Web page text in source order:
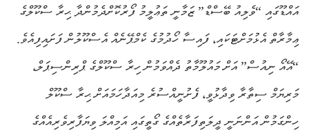
އައްޑޫގައި “ވެލިއު ބޭސްޑް” ޒަމާނީ ތަޢުލީމު ފޯރުކޮށްދެމުންދާ ޙިރާ ސްކޫލްގެ
ޢިމާރާތް އެޅުމަށްޓަކައި، ފައިސާ ހޯދުމުގެ ކެމްޕޭނެއް އެސްކޫލުން ފަށައިފިއެވެ.
“އޭއޯ ނިއުސް” އަށް މައުލޫމާތު ދެއްވަމުން ހިރާ ސްކޫލްގެ ޕްރިންސިޕަލް،
މަރިޔަމް ސިތާރާ ވިދާޅުވީ، ފެށުނީއްސުރެ މިއަދާހަމައަށް ޙިރާ ސްކޫލް
ހިންގަމުން އަންނަނީ ދީލަތިފަރާތެއްގެ ގޯތީގައި އަމިއްލަ ވިޔަފާރިވެރިއެއްގެ